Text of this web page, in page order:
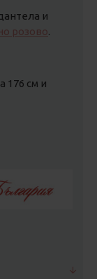
и
розово.
176 см и